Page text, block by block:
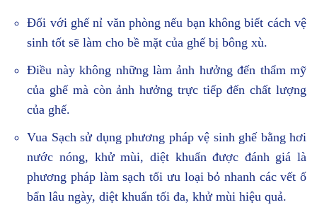
Đối với ghế nỉ văn phòng nếu bạn không biết cách vệ
sinh tốt sẽ làm cho bề mặt của ghế bị bông xù.
Điều này không những làm ảnh hưởng đến thẩm mỹ
của ghế mà còn ảnh hưởng trực tiếp đến chất lượng
của ghế.
Vua Sạch sử dụng phương pháp vệ sinh ghế bằng hơi
nước nóng, khử mùi, diệt khuẩn được đánh giá là
phương pháp làm sạch tối ưu loại bỏ nhanh các vết ố
bẩn lâu ngày, diệt khuẩn tối đa, khử mùi hiệu quả.